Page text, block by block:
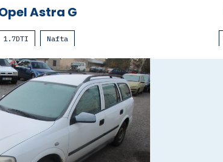
Astra G
1.7DTI Nafta